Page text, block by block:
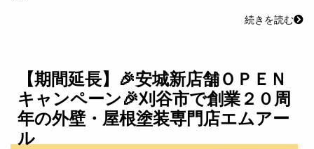
続きを読む
【期間延長】🎉安城新店舗ＯＰＥＮ
キャンペーン🎉刈谷市で創業２０周
年の外壁・屋根塗装専門店エムアー
ル